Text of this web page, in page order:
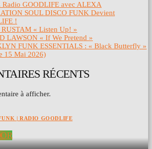
Radio GOODLIFE avec ALEXA
SOUL DISCO FUNK Devient
!
« Listen Up! »
LAWSON « If We Pretend »
FUNK ESSENTIALS : « Black Butterfly »
15 Mai 2026)
RÉCENTS
à afficher.
| RADIO GOODLIFE